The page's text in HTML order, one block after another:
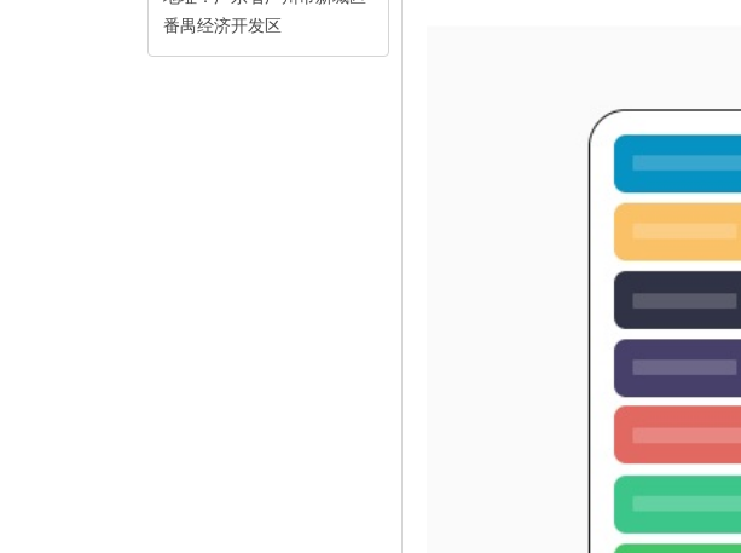
番禺经济开发区